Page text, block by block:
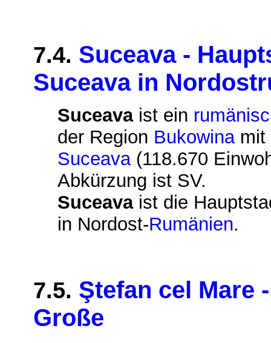
7.4. Suceava -
Suceava in
Suceavaist ein
der Region Bukowinamit
Suceava(118.670
Abkürzung ist SV.
Suceavaist die
in Nordost-Rumänien.
7.5. Ştefan cel Mare
Große